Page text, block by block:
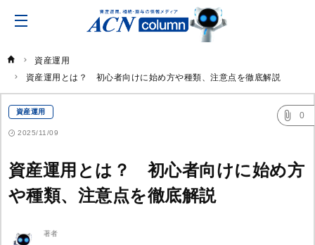
資産運用
資産運用とは？　初心者向けに始め方や種類、注意点を徹底解説
資産運用 0
2025/11/09
資産運用とは？ 初心者向けに始め方
や種類、注意点を徹底解説
著者